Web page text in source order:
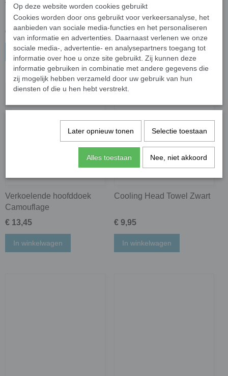
Verkoelende hoofddoek
Red Western
€ 13,45
In winkelwagen
Verkoelende hoofddoek
Black
€ 13,45
In winkelwagen
Verkoelende hoofddoek
Camouflage
€ 13,45
In winkelwagen
Cooling Head Towel Zwart
€ 9,95
In winkelwagen
Op deze website worden cookies gebruikt
Cookies worden door ons gebruikt voor verkeersanalyse, het
aanbieden van sociale media-functies en het personaliseren
van informatie en advertenties. Daarnaast verlenen we onze
sociale media-, advertentie- en analysepartners toegang tot
informatie over hoe u onze site gebruikt. Zij kunnen deze
informatie gebruiken in combinatie met andere gegevens die
zij mogelijk hebben verzameld door uw gebruik van hun
diensten of die u hen hebt verstrekt.
Later opnieuw tonen Selectie toestaan
Alles toestaan Nee, niet akkoord